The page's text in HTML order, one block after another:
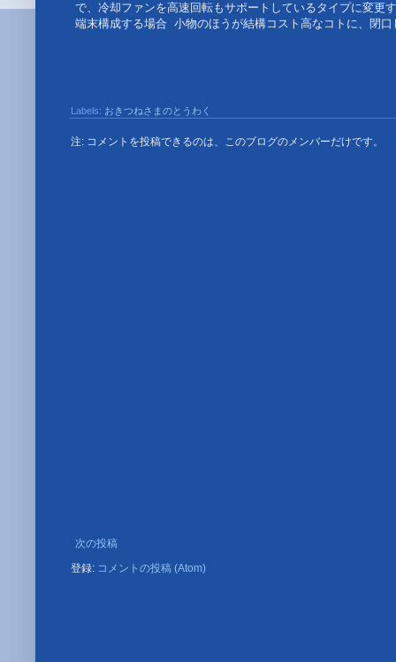
で、冷却ファンを高速回転もサポートしているタイプに変
端末構成する場合 小物のほうが結構コスト高なコトに、
Labels: おきつねさまのとうわく
注: コメントを投稿できるのは、このブログのメンバーだけです。
次の投稿
登録: コメントの投稿 (Atom)